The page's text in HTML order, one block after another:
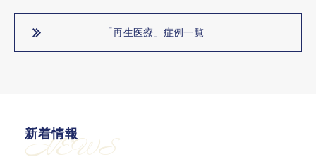
「再生医療」症例一覧
新着情報
NEWS